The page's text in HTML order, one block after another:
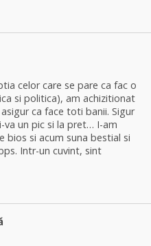
celor care se pare ca fac o
si politica), am achizitionat
ca face toti banii. Sigur
va un pic si la pret… I-am
bios si acum suna bestial si
Intr-un cuvint, sint